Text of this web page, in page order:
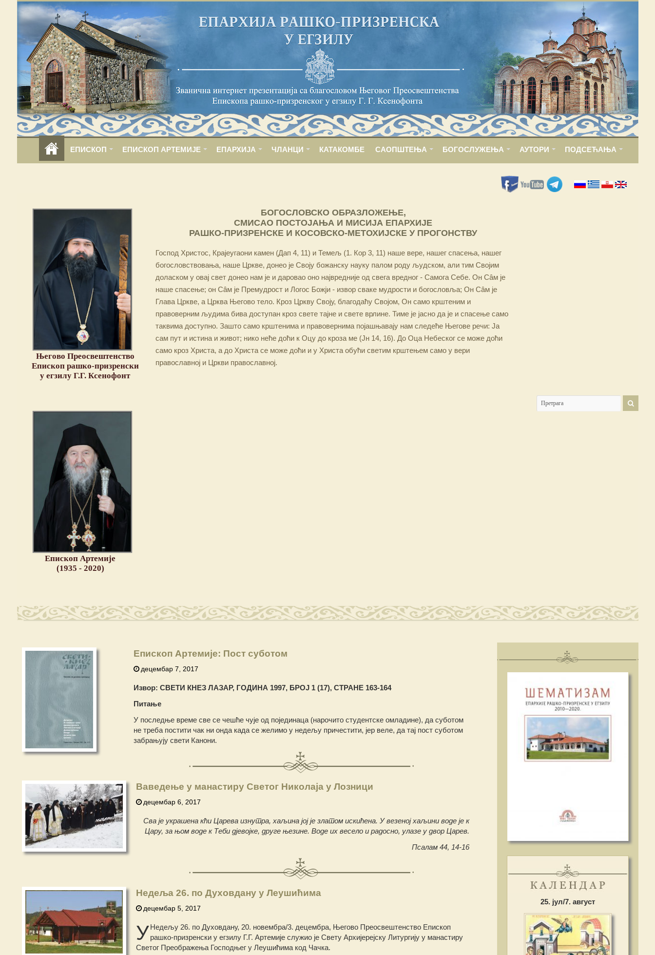
ЕПИСКОП ЕПИСКОП АРТЕМИЈЕ ЕПАРХИЈА ЧЛАНЦИ КАТАКОМБЕ САОПШТЕЊА БОГОСЛУЖЕЊА АУТОРИ ПОДСЕЋАЊА
Његово Преосвештенство
Епископ рашко-призренски
у егзилу Г.Г. Ксенофонт
БОГОСЛОВСКО ОБРАЗЛОЖЕЊЕ,
СМИСАО ПОСТОЈАЊА И МИСИЈА ЕПАРХИЈЕ
РАШКО-ПРИЗРЕНСКЕ И КОСОВСКО-МЕТОХИЈСКЕ У ПРОГОНСТВУ
Господ Христос, Крајеугаони камен (Дап 4, 11) и Темељ (1. Кор 3, 11) наше вере, нашег спасења, нашег
богословствовања, наше Цркве, донео је Своју божанску науку палом роду људском, али тим Својим
доласком у овај свет донео нам је и даровао оно највредније од свега вредног - Самога Себе. Он Сâм је
наше спасење; он Сâм је Премудрост и Логос Божји - извор сваке мудрости и богословља; Он Сâм је
Глава Цркве, а Црква Његово тело. Кроз Цркву Своју, благодаћу Својом, Он само крштеним и
правоверним људима бива доступан кроз свете тајне и свете врлине. Тиме је јасно да је и спасење само
таквима доступно. Зашто само крштенима и правовернима појашњавају нам следеће Његове речи: Ја
сам пут и истина и живот; нико неће доћи к Оцу до кроза ме (Јн 14, 16). До Оца Небеског се може доћи
само кроз Христа, а до Христа се може доћи и у Христа обући светим крштењем само у вери
православној и Цркви православној.
Епископ Артемије
(1935 - 2020)
Епископ Артемије: Пост суботом
децембар 7, 2017
Извор: СВЕТИ КНЕЗ ЛАЗАР, ГОДИНА 1997, БРОЈ 1 (17), СТРАНЕ 163-164
Питање
У последње време све се чешће чује од појединаца (нарочито студентске омладине), да суботом
не треба постити чак ни онда када се желимо у недељу причестити, јер веле, да тај пост суботом
забрањују свети Канони.
Ваведење у манастиру Светог Николаја у Лозници
децембар 6, 2017
Сва је украшена кћи Царева изнутра, хаљина јој је златом искићена. У везеној хаљини воде је к
Цару, за њом воде к Теби дјевојке, друге њезине. Воде их весело и радосно, улазе у двор Царев.
Псалам 44, 14-16
Недеља 26. по Духовдану у Леушићима
децембар 5, 2017
У Недељу 26. по Духовдану, 20. новембра/3. децембра, Његово Преосвештенство Епископ
рашко-призренски у егзилу Г.Г. Артемије служио је Свету Архијерејску Литургију у манастиру
Светог Преображења Господњег у Леушићима код Чачка.
25. јул/7. август